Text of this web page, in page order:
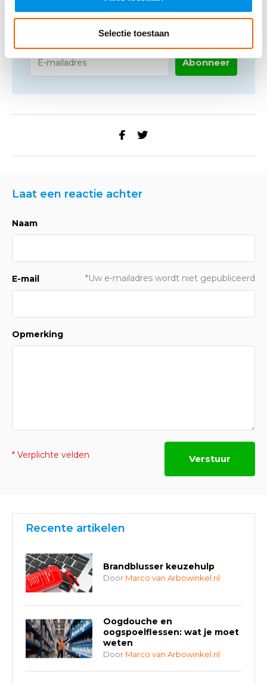
Selectie toestaan
Altijd op de hoogte blijven van de
laatste nieuwtjes, acties en meer?
Schrijf je in voor onze nieuwsbrief!
Abonneer
Laat een reactie achter
Naam
E-mail *Uw e-mailadres wordt niet gepubliceerd
Opmerking
* Verplichte velden Verstuur
Recente artikelen
Brandblusser keuzehulp
Door Marco van Arbowinkel.nl
Oogdouche en
oogspoelflessen: wat je moet
weten
Door Marco van Arbowinkel.nl